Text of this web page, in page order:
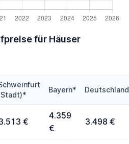
für Häuser
Bayern*
€
4.359
€
3.498 €